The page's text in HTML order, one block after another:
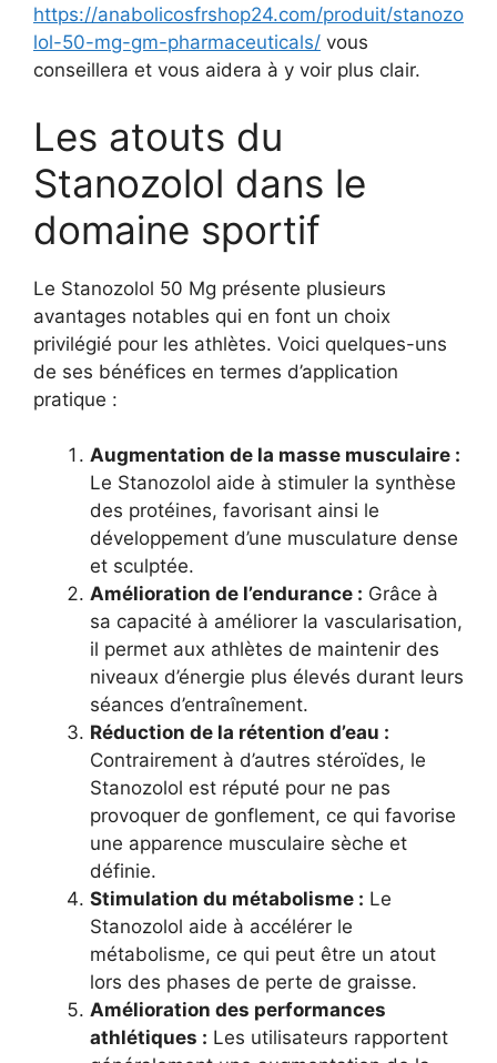
https://anabolicosfrshop24.com/produit/stanozo
lol-50-mg-gm-pharmaceuticals/ vous
conseillera et vous aidera à y voir plus clair.
Les atouts du
Stanozolol dans le
domaine sportif
Le Stanozolol 50 Mg présente plusieurs
avantages notables qui en font un choix
privilégié pour les athlètes. Voici quelques-uns
de ses bénéfices en termes d’application
pratique :
Augmentation de la masse musculaire :
Le Stanozolol aide à stimuler la synthèse
des protéines, favorisant ainsi le
développement d’une musculature dense
et sculptée.
Amélioration de l’endurance : Grâce à
sa capacité à améliorer la vascularisation,
il permet aux athlètes de maintenir des
niveaux d’énergie plus élevés durant leurs
séances d’entraînement.
Réduction de la rétention d’eau :
Contrairement à d’autres stéroïdes, le
Stanozolol est réputé pour ne pas
provoquer de gonflement, ce qui favorise
une apparence musculaire sèche et
définie.
Stimulation du métabolisme : Le
Stanozolol aide à accélérer le
métabolisme, ce qui peut être un atout
lors des phases de perte de graisse.
Amélioration des performances
athlétiques : Les utilisateurs rapportent